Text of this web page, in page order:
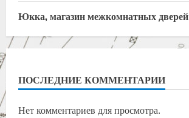
Юкка, магазин межкомнатных дверей
ПОСЛЕДНИЕ КОММЕНТАРИИ
Нет комментариев для просмотра.